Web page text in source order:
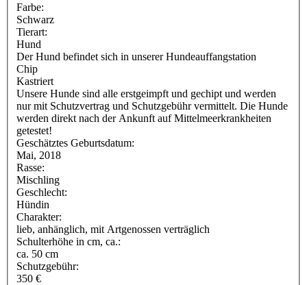
Farbe:
Schwarz
Tierart:
Hund
Der Hund befindet sich in unserer Hundeauffangstation
Chip
Kastriert
Unsere Hunde sind alle erstgeimpft und gechipt und werden
nur mit Schutzvertrag und Schutzgebühr vermittelt. Die Hunde
werden direkt nach der Ankunft auf Mittelmeerkrankheiten
getestet!
Geschätztes Geburtsdatum:
Mai, 2018
Rasse:
Mischling
Geschlecht:
Hündin
Charakter:
lieb, anhänglich, mit Artgenossen verträglich
Schulterhöhe in cm, ca.:
ca. 50 cm
Schutzgebühr:
350 €